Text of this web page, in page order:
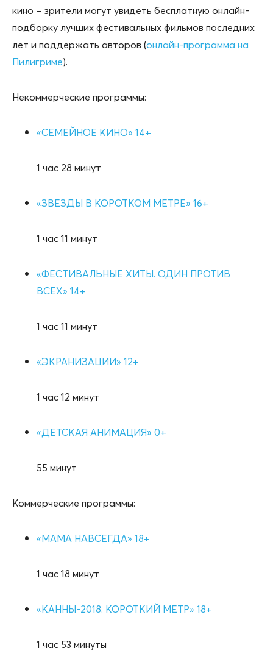
кино – зрители могут увидеть бесплатную онлайн-
подборку лучших фестивальных фильмов последних
лет и поддержать авторов (онлайн-программа на
Пилигриме).
Некоммерческие программы:
«СЕМЕЙНОЕ КИНО» 14+
1 час 28 минут
«ЗВЕЗДЫ В КОРОТКОМ МЕТРЕ» 16+
1 час 11 минут
«ФЕСТИВАЛЬНЫЕ ХИТЫ. ОДИН ПРОТИВ
ВСЕХ» 14+
1 час 11 минут
«ЭКРАНИЗАЦИИ» 12+
1 час 12 минут
«ДЕТСКАЯ АНИМАЦИЯ» 0+
55 минут
Коммерческие программы:
«МАМА НАВСЕГДА» 18+
1 час 18 минут
«КАННЫ-2018. КОРОТКИЙ МЕТР» 18+
1 час 53 минуты